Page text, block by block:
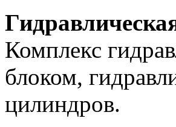
Комплекс
блоком,
цилиндров.